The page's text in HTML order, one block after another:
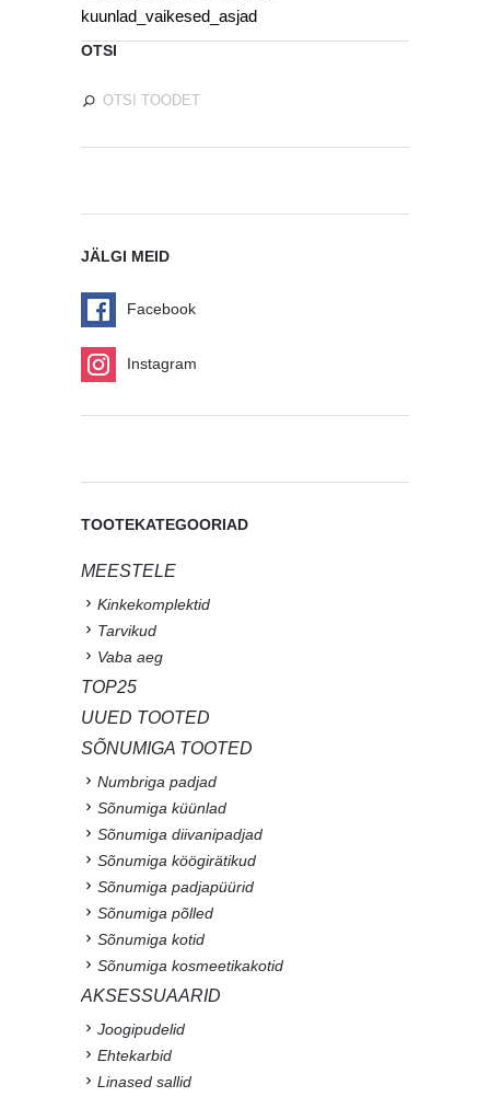
kuunlad_vaikesed_asjad
OTSI
JÄLGI MEID
Facebook
Instagram
TOOTEKATEGOORIAD
MEESTELE
Kinkekomplektid
Tarvikud
Vaba aeg
TOP25
UUED TOOTED
SÕNUMIGA TOOTED
Numbriga padjad
Sõnumiga küünlad
Sõnumiga diivanipadjad
Sõnumiga köögirätikud
Sõnumiga padjapüürid
Sõnumiga põlled
Sõnumiga kotid
Sõnumiga kosmeetikakotid
AKSESSUAARID
Joogipudelid
Ehtekarbid
Linased sallid